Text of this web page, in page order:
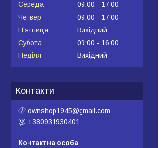
Середа
09:00
17:00
Четвер
09:00
17:00
Пʼятниця
Вихідний
Субота
09:00
16:00
Неділя
Вихідний
Контакти
ownshop1945@gmail.com
+380931930401